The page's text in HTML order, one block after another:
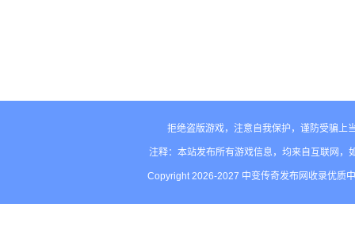
拒绝盗版游戏，注意自我保护，谨防受骗上
注释：本站发布所有游戏信息，均来自互联网
Copyright 2026-2027 中变传奇发布网收录优质